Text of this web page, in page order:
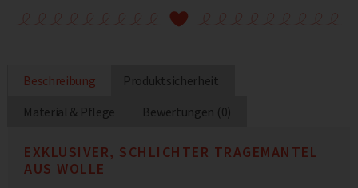
Beschreibung
Produktsicherheit
Material & Pflege
Bewertungen (0)
EXKLUSIVER, SCHLICHTER TRAGEMANTEL
AUS WOLLE